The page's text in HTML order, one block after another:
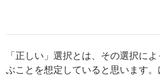
「正しい」選択とは、その選択に
ぶことを想定していると思います。